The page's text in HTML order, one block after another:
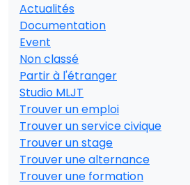
Actualités
Documentation
Event
Non classé
Partir à l'étranger
Studio MLJT
Trouver un emploi
Trouver un service civique
Trouver un stage
Trouver une alternance
Trouver une formation